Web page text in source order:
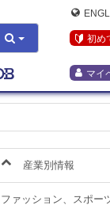
初め
マイ
産業別情報
ファッション、スポー